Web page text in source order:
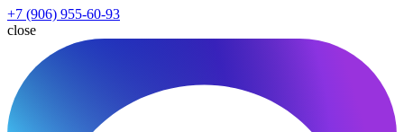
+7 (906) 955-60-93
close